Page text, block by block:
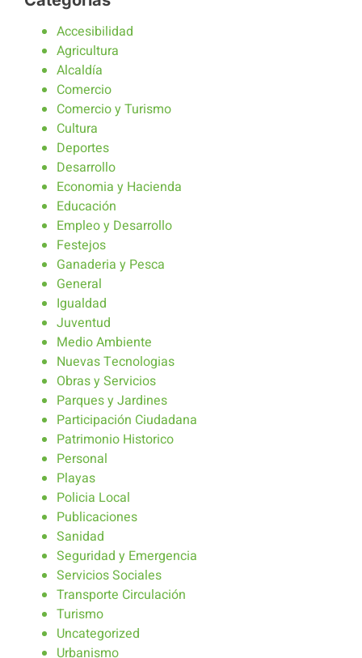
Accesibilidad
Agricultura
Alcaldía
Comercio
Comercio y Turismo
Cultura
Deportes
Desarrollo
Economia y Hacienda
Educación
Empleo y Desarrollo
Festejos
Ganaderia y Pesca
General
Igualdad
Juventud
Medio Ambiente
Nuevas Tecnologias
Obras y Servicios
Parques y Jardines
Participación Ciudadana
Patrimonio Historico
Personal
Playas
Policia Local
Publicaciones
Sanidad
Seguridad y Emergencia
Servicios Sociales
Transporte Circulación
Turismo
Uncategorized
Urbanismo